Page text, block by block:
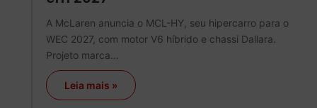
A McLaren anuncia o MCL-HY, seu hipercarro para o
WEC 2027, com motor V6 híbrido e chassi Dallara.
Projeto marca…
Leia mais »